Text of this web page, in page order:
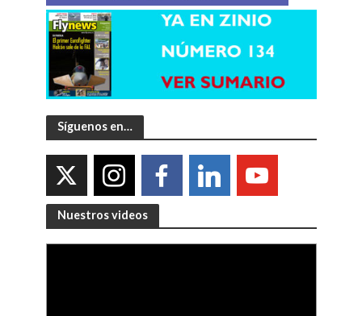
Síguenos en…
Nuestros videos